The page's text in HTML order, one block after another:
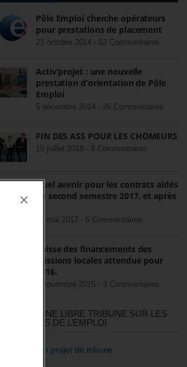
×
Pôle Emploi cherche opérateurs
pour prestations de placement
23 octobre 2014 - 52 Commentaires
Activ’projet : une nouvelle
prestation d’orientation de Pôle
Emploi
5 décembre 2014 - 26 Commentaires
FIN DES ASS POUR LES CHÔMEURS
15 juillet 2018 - 8 Commentaires
Quel avenir pour les contrats aidés
au second semestre 2017, et après
22 mai 2017 - 5 Commentaires
Baisse des financements des
missions locales attendue pour
2016.
3 novembre 2015 - 3 Commentaires
RÉDIGEZ UNE LIBRE TRIBUNE SUR LES
POLITIQUES DE L’EMPLOI
>Décrire mon projet de tribune